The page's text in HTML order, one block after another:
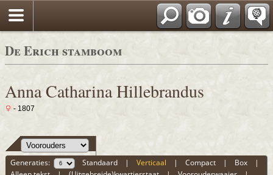
De Erich stamboom
Anna Catharina Hillebrandus
- 1807
Generaties: Standaard |Verticaal |Compact | Box |